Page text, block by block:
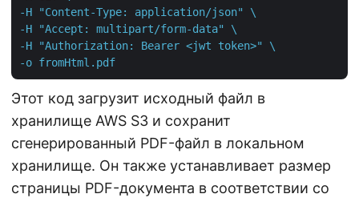
-H "Content-Type: application/json" \
-H "Accept: multipart/form-data" \
-H "Authorization: Bearer <jwt token>" \
-o fromHtml.pdf
Этот код загрузит исходный файл в
хранилище AWS S3 и сохранит
сгенерированный PDF-файл в локальном
хранилище. Он также устанавливает размер
страницы PDF-документа в соответствии со